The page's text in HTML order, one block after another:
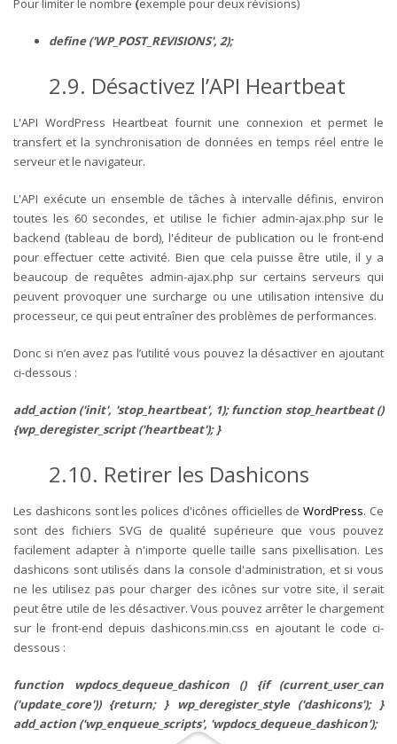
define ('WP_POST_REVISIONS', 2);
2.9. Désactivez l’API Heartbeat
L'API WordPress Heartbeat fournit une connexion et permet le
transfert et la synchronisation de données en temps réel entre le
serveur et le navigateur.
L'API exécute un ensemble de tâches à intervalle définis, environ
toutes les 60 secondes, et utilise le fichier admin-ajax.php sur le
backend (tableau de bord), l'éditeur de publication ou le front-end
pour effectuer cette activité. Bien que cela puisse être utile, il y a
beaucoup de requêtes admin-ajax.php sur certains serveurs qui
peuvent provoquer une surcharge ou une utilisation intensive du
processeur, ce qui peut entraîner des problèmes de performances.
Donc si n’en avez pas l’utilité vous pouvez la désactiver en ajoutant
ci-dessous :
add_action ('init', 'stop_heartbeat', 1); function stop_heartbeat ()
{wp_deregister_script ('heartbeat'); }
2.10. Retirer les Dashicons
Les dashicons sont les polices d'icônes officielles deWordPress. Ce
sont des fichiers SVG de qualité supérieure que vous pouvez
facilement adapter à n'importe quelle taille sans pixellisation. Les
dashicons sont utilisés dans la console d'administration, et si vous
ne les utilisez pas pour charger des icônes sur votre site, il serait
peut être utile de les désactiver. Vous pouvez arrêter le chargement
sur le front-end depuis dashicons.min.css en ajoutant le code ci-
dessous :
function wpdocs_dequeue_dashicon () {if (current_user_can
('update_core')) {return; } wp_deregister_style ('dashicons'); }
add_action ('wp_enqueue_scripts', 'wpdocs_dequeue_dashicon');